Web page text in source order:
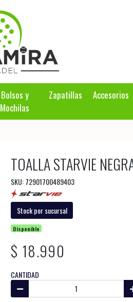
Bolsos y
Mochilas
Zapatillas Accesorios
TOALLA STARVIE
SKU: 72901700489403
Stock por sucursal
Disponible
$ 18.990
CANTIDAD